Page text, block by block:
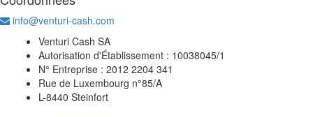
info@venturi-cash.com
Venturi Cash SA
Autorisation d'Établissement : 10038045/1
N° Entreprise : 2012 2204 341
Rue de Luxembourg n°85/A
L-8440 Steinfort